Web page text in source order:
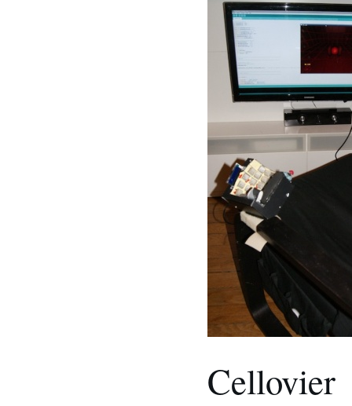
Cellovier